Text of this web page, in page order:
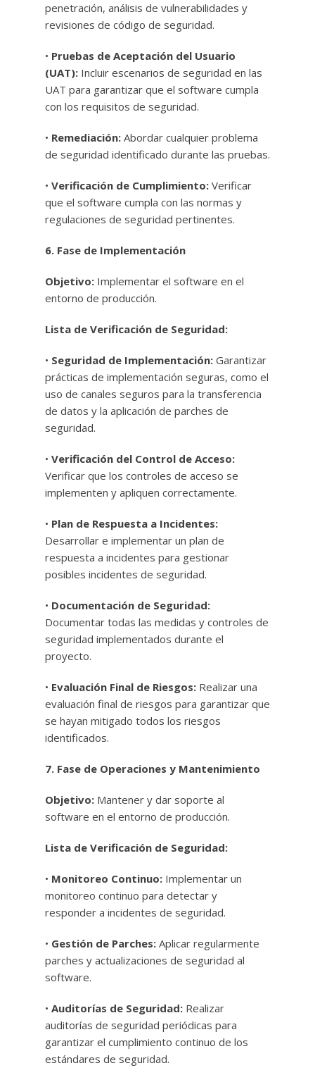
penetración, análisis de vulnerabilidades y
revisiones de código de seguridad.
• Pruebas de Aceptación del Usuario
(UAT): Incluir escenarios de seguridad en las
UAT para garantizar que el software cumpla
con los requisitos de seguridad.
• Remediación: Abordar cualquier problema
de seguridad identificado durante las pruebas.
• Verificación de Cumplimiento: Verificar
que el software cumpla con las normas y
regulaciones de seguridad pertinentes.
6. Fase de Implementación
Objetivo: Implementar el software en el
entorno de producción.
Lista de Verificación de Seguridad:
• Seguridad de Implementación: Garantizar
prácticas de implementación seguras, como el
uso de canales seguros para la transferencia
de datos y la aplicación de parches de
seguridad.
• Verificación del Control de Acceso:
Verificar que los controles de acceso se
implementen y apliquen correctamente.
• Plan de Respuesta a Incidentes:
Desarrollar e implementar un plan de
respuesta a incidentes para gestionar
posibles incidentes de seguridad.
• Documentación de Seguridad:
Documentar todas las medidas y controles de
seguridad implementados durante el
proyecto.
• Evaluación Final de Riesgos: Realizar una
evaluación final de riesgos para garantizar que
se hayan mitigado todos los riesgos
identificados.
7. Fase de Operaciones y Mantenimiento
Objetivo: Mantener y dar soporte al
software en el entorno de producción.
Lista de Verificación de Seguridad:
• Monitoreo Continuo: Implementar un
monitoreo continuo para detectar y
responder a incidentes de seguridad.
• Gestión de Parches: Aplicar regularmente
parches y actualizaciones de seguridad al
software.
• Auditorías de Seguridad: Realizar
auditorías de seguridad periódicas para
garantizar el cumplimiento continuo de los
estándares de seguridad.